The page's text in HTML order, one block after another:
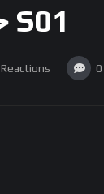
حكايتنا S01
Reactions 0